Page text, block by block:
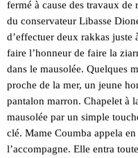
fermé à cause des travaux
du conservateur Libasse
d’effectuer deux rakkas
faire l’honneur de faire la
dans le mausolée. Quelques
proche de la mer, un jeune
pantalon marron. Chapelet à
mausolée par un simple
clé. Mame Coumba appela
l’accompagne. Elle entra